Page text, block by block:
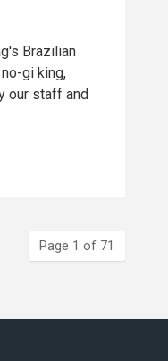
Brazilian
gi king,
our staff and
Page 1 of 71